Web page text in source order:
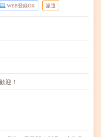
WEB登録OK 派遣
迎！